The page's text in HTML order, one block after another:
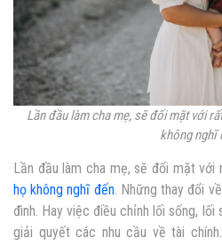
Lần đầu làm cha mẹ, sẽ đối mặt với
không nghĩ
Lần đầu làm cha mẹ, sẽ đối mặt với
họ không nghĩ đến . Những thay đổi
đình. Hay việc điều chỉnh lối sống, lối
giải quyết các nhu cầu về tài